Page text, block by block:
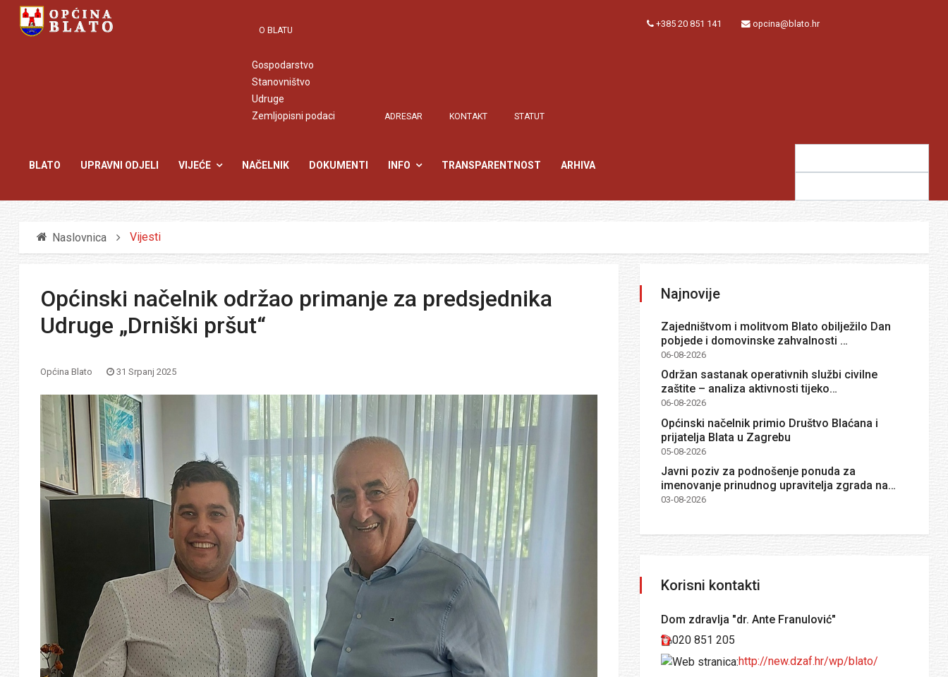
O BLATU
Gospodarstvo
Stanovništvo
Udruge
Zemljopisni podaci
ADRESAR KONTAKT STATUT
+385 20 851 141 opcina@blato.hr
BLATO UPRAVNI ODJELI VIJEĆE NAČELNIK DOKUMENTI INFO TRANSPARENTNOST ARHIVA
Naslovnica Vijesti
Općinski načelnik održao primanje za predsjednika
Udruge „Drniški pršut“
Općina Blato 31 Srpanj 2025
Najnovije
Zajedništvom i molitvom Blato obilježilo Dan
pobjede i domovinske zahvalnosti …
06-08-2026
Održan sastanak operativnih službi civilne
zaštite – analiza aktivnosti tijeko…
06-08-2026
Općinski načelnik primio Društvo Blaćana i
prijatelja Blata u Zagrebu
05-08-2026
Javni poziv za podnošenje ponuda za
imenovanje prinudnog upravitelja zgrada na…
03-08-2026
Korisni kontakti
Dom zdravlja "dr. Ante Franulović"
020 851 205
http://new.dzaf.hr/wp/blato/